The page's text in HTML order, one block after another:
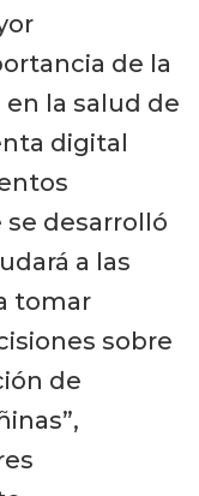
de la
la salud de
digital
desarrolló
a las
tomar
sobre
de